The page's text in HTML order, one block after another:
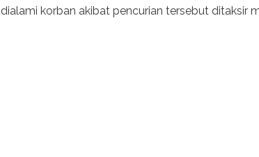
dialami korban akibat pencurian tersebut ditaksir